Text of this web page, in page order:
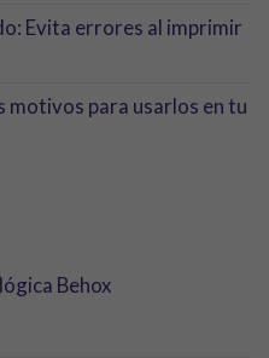
Evita errores al imprimir
motivos para usarlos en tu
Behox